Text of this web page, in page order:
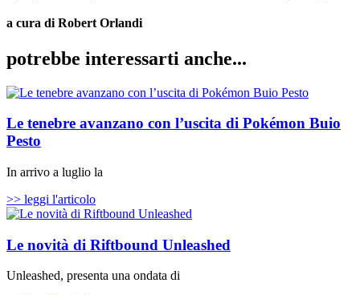
a cura di Robert Orlandi
potrebbe interessarti anche...
Le tenebre avanzano con l’uscita di Pokémon Buio
Pesto
In arrivo a luglio la
>> leggi l'articolo
Le novità di Riftbound Unleashed
Unleashed, presenta una ondata di